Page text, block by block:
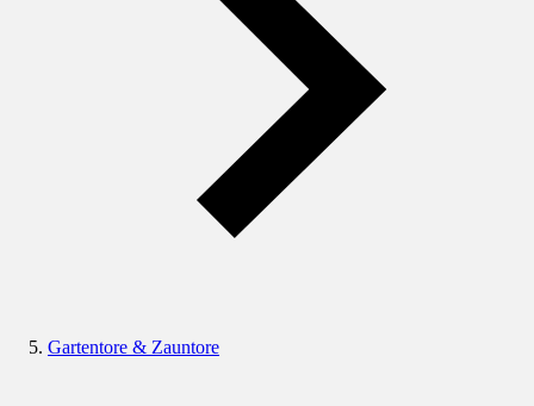
Gartentore & Zauntore